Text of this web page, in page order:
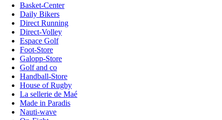
Basket-Center
Daily Bikers
Direct Running
Direct-Volley
Espace Golf
Foot-Store
Galopp-Store
Golf and co
Handball-Store
House of Rugby
La sellerie de Maé
Made in Paradis
Nauti-wave